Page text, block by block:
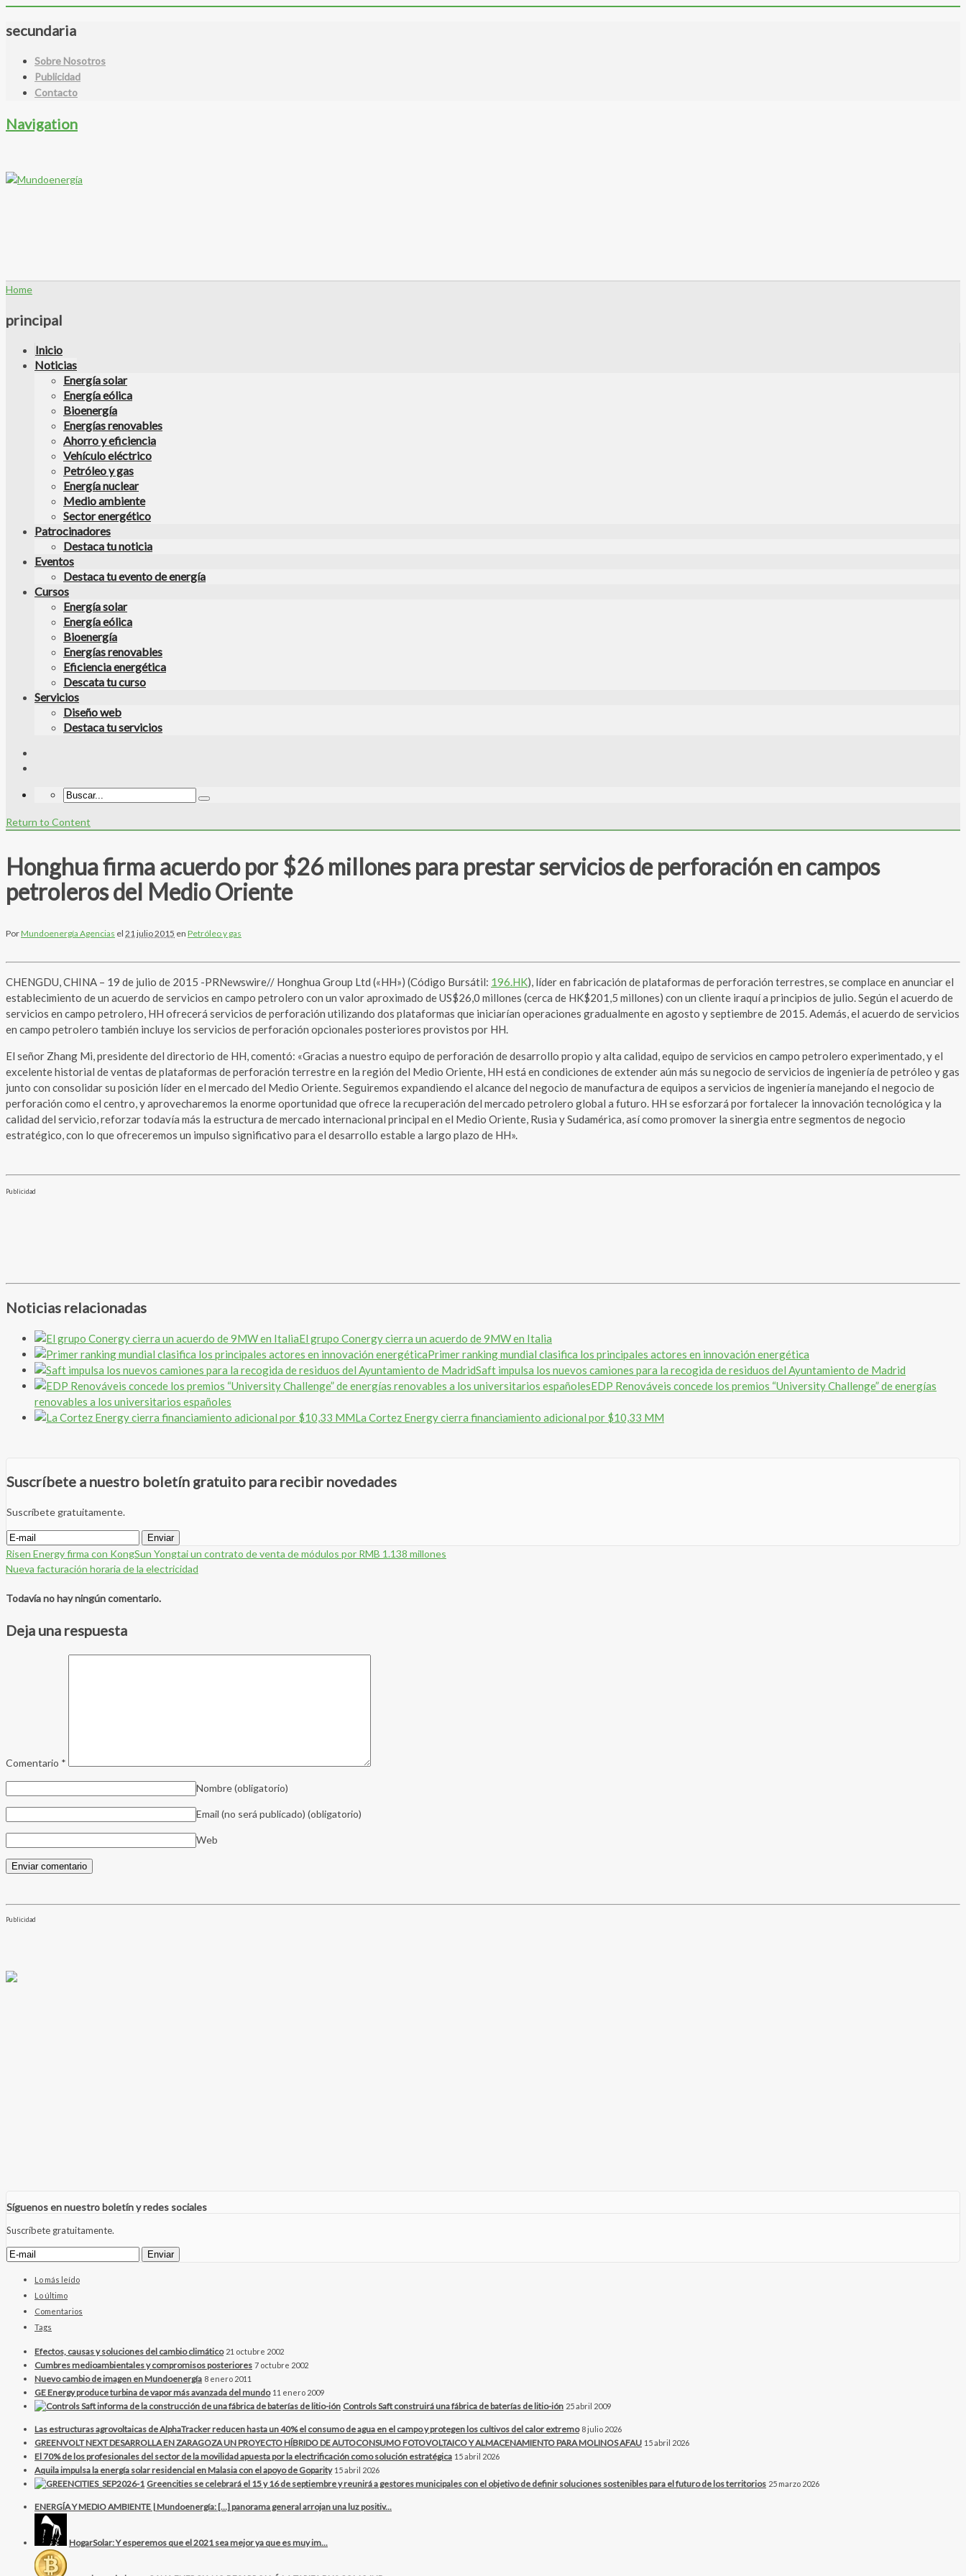
secundaria
Sobre Nosotros
Publicidad
Contacto
Navigation
Home
principal
Inicio
Noticias
Energía solar
Energía eólica
Bioenergía
Energías renovables
Ahorro y eficiencia
Vehículo eléctrico
Petróleo y gas
Energía nuclear
Medio ambiente
Sector energético
Patrocinadores
Destaca tu noticia
Eventos
Destaca tu evento de energía
Cursos
Energía solar
Energía eólica
Bioenergía
Energías renovables
Eficiencia energética
Descata tu curso
Servicios
Diseño web
Destaca tu servicios
Return to Content
Honghua firma acuerdo por $26 millones para prestar servicios de perforación en campos
petroleros del Medio Oriente
PorMundoenergía Agencias el 21 julio 2015 en Petróleo y gas
CHENGDU, CHINA – 19 de julio de 2015 -PRNewswire// Honghua Group Ltd («HH») (Código Bursátil: 196.HK), líder en fabricación de plataformas de perforación terrestres, se complace en anunciar el
establecimiento de un acuerdo de servicios en campo petrolero con un valor aproximado de US$26,0 millones (cerca de HK$201,5 millones) con un cliente iraquí a principios de julio. Según el acuerdo de
servicios en campo petrolero, HH ofrecerá servicios de perforación utilizando dos plataformas que iniciarían operaciones gradualmente en agosto y septiembre de 2015. Además, el acuerdo de servicios
en campo petrolero también incluye los servicios de perforación opcionales posteriores provistos por HH.
El señor Zhang Mi, presidente del directorio de HH, comentó: «Gracias a nuestro equipo de perforación de desarrollo propio y alta calidad, equipo de servicios en campo petrolero experimentado, y el
excelente historial de ventas de plataformas de perforación terrestre en la región del Medio Oriente, HH está en condiciones de extender aún más su negocio de servicios de ingeniería de petróleo y gas
junto con consolidar su posición líder en el mercado del Medio Oriente. Seguiremos expandiendo el alcance del negocio de manufactura de equipos a servicios de ingeniería manejando el negocio de
perforación como el centro, y aprovecharemos la enorme oportunidad que ofrece la recuperación del mercado petrolero global a futuro. HH se esforzará por fortalecer la innovación tecnológica y la
calidad del servicio, reforzar todavía más la estructura de mercado internacional principal en el Medio Oriente, Rusia y Sudamérica, así como promover la sinergia entre segmentos de negocio
estratégico, con lo que ofreceremos un impulso significativo para el desarrollo estable a largo plazo de HH».
Publicidad
Noticias relacionadas
El grupo Conergy cierra un acuerdo de 9MW en Italia
Primer ranking mundial clasifica los principales actores en innovación energética
Saft impulsa los nuevos camiones para la recogida de residuos del Ayuntamiento de Madrid
EDP Renováveis concede los premios “University Challenge” de energías
renovables a los universitarios españoles
La Cortez Energy cierra financiamiento adicional por $10,33 MM
Suscríbete a nuestro boletín gratuito para recibir novedades
Suscríbete gratuitamente.
Risen Energy firma con KongSun Yongtai un contrato de venta de módulos por RMB 1.138 millones
Nueva facturación horaria de la electricidad
Todavía no hay ningún comentario.
Deja una respuesta
Comentario *
Nombre(obligatorio)
Email (no será publicado) (obligatorio)
Web
Publicidad
Síguenos en nuestro boletín y redes sociales
Suscríbete gratuitamente.
Lo más leído
Lo último
Comentarios
Tags
Efectos, causas y soluciones del cambio climático 21 octubre 2002
Cumbres medioambientales y compromisos posteriores 7 octubre 2002
Nuevo cambio de imagen en Mundoenergía 8 enero 2011
GE Energy produce turbina de vapor más avanzada del mundo 11 enero 2009
Controls Saft construirá una fábrica de baterías de litio-ión 25 abril 2009
Las estructuras agrovoltaicas de AlphaTracker reducen hasta un 40% el consumo de agua en el campo y protegen los cultivos del calor extremo 8 julio 2026
GREENVOLT NEXT DESARROLLA EN ZARAGOZA UN PROYECTO HÍBRIDO DE AUTOCONSUMO FOTOVOLTAICO Y ALMACENAMIENTO PARA MOLINOS AFAU 15 abril 2026
El 70% de los profesionales del sector de la movilidad apuesta por la electrificación como solución estratégica 15 abril 2026
Aquila impulsa la energía solar residencial en Malasia con el apoyo de Goparity 15 abril 2026
Greencities se celebrará el 15 y 16 de septiembre y reunirá a gestores municipales con el objetivo de definir soluciones sostenibles para el futuro de los territorios 25 marzo 2026
ENERGÍA Y MEDIO AMBIENTE | Mundoenergía: […] panorama general arrojan una luz positiv...
HogarSolar: Y esperemos que el 2021 sea mejor ya que es muy im...